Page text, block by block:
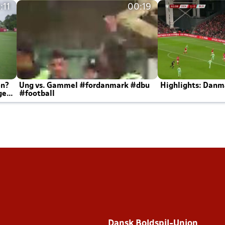
00:19
Ung vs. Gammel #fordanmark #dbu
#football
Highlights: